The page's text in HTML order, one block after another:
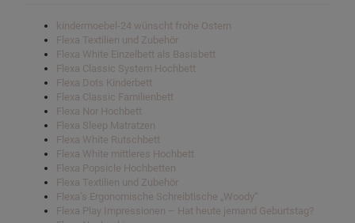
kindermoebel-24 wünscht frohe Ostern
Flexa Textilien und Zubehör
Flexa White Einzelbett als Basisbett
Flexa Classic System Hochbett
Flexa Dots Kinderbett
Flexa Classic Familienbett
Flexa Nor Hochbett
Flexa Sleep Matratzen
Flexa White Rutschbett
Flexa White mittleres Hochbett
Flexa Popsicle Hochbetten
Flexa Textilien und Zubehör
Flexa’s Ergonomische Schreibtische „Woody“
Flexa Play Impressionen – Hat heute jemand Geburtstag?